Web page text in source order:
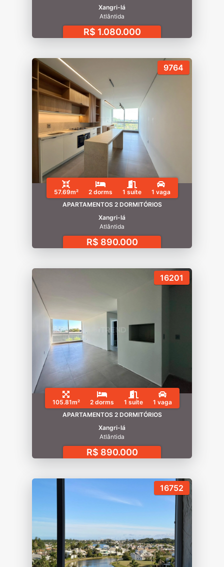
Xangri-lá
Atlântida
R$ 1.080.000
9764
57.69m² 2 dorms 1 suíte
1 vaga
APARTAMENTOS 2 DORMITÓRIOS
Xangri-lá
Atlântida
R$ 890.000
16201
105.81m² 2 dorms 1 suíte
1 vaga
APARTAMENTOS 2 DORMITÓRIOS
Xangri-lá
Atlântida
R$ 890.000
16752